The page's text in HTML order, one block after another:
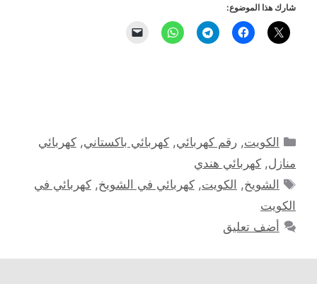
شارك هذا الموضوع:
التصنيفات
الكويت,رقم كهربائي,كهربائي باكستاني,كهربائي
منازل, كهربائي هندي
الوسوم
الشويخ, الكويت,كهربائي في الشويخ,كهربائي في
الكويت
أضف تعليق